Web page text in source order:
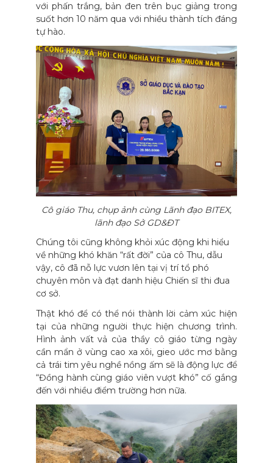
với phấn trắng, bản đen trên bục giảng trong
suốt hơn 10 năm qua với nhiều thành tích đáng
tự hào.
Cô giáo Thu, chụp ảnh cùng Lãnh đạo BITEX,
lãnh đạo Sở GD&ĐT
Chúng tôi cũng không khỏi xúc động khi hiểu
về những khó khăn “rất đời” của cô Thu, dẫu
vậy, cô đã nỗ lực vươn lên tại vị trí tổ phó
chuyên môn và đạt danh hiệu Chiến sĩ thi đua
cơ sở.
Thật khó để có thể nói thành lời cảm xúc hiện
tại của những người thực hiện chương trình.
Hình ảnh vất vả của thầy cô giáo từng ngày
cần mẩn ở vùng cao xa xôi, gieo ước mơ bằng
cả trái tim yêu nghề nồng ấm sẽ là động lực để
“Đồng hành cùng giáo viên vượt khó” cố gắng
đến với nhiều điểm trường hơn nữa.